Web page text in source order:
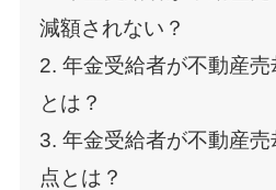
減額されない？
2. 年金受給者が不動産
とは？
3. 年金受給者が不動産
点とは？